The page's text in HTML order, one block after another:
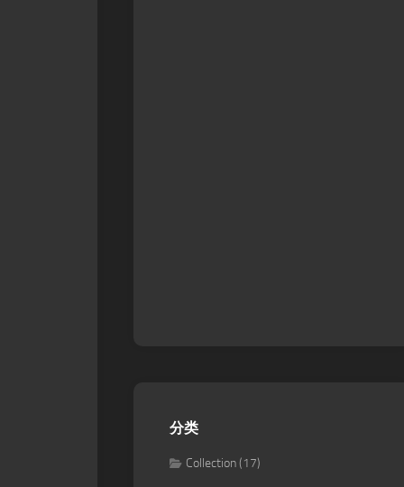
分类
Collection(17)